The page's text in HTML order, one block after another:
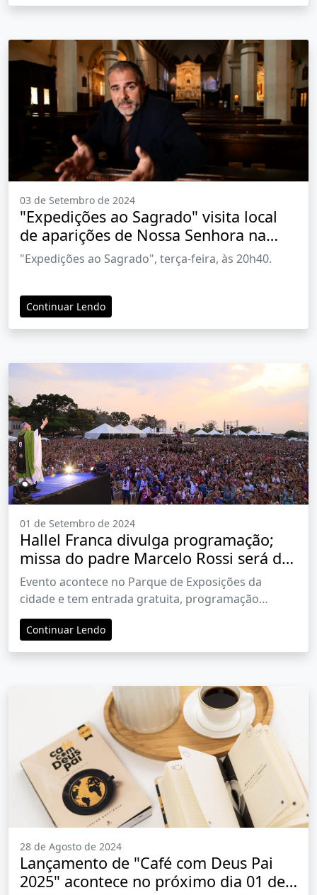
03 de Setembro de 2024
"Expedições ao Sagrado" visita local
de aparições de Nossa Senhora na
Itália
"Expedições ao Sagrado", terça-feira, às 20h40.
Continuar Lendo
01 de Setembro de 2024
Hallel Franca divulga programação;
missa do padre Marcelo Rossi será dia
8 de setembro
Evento acontece no Parque de Exposições da
cidade e tem entrada gratuita, programação
começa no dia 6, sexta-feira
Continuar Lendo
28 de Agosto de 2024
Lançamento de "Café com Deus Pai
2025" acontece no próximo dia 01 de